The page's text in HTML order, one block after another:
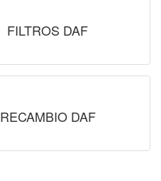
FILTROS DAF
RECAMBIO DAF